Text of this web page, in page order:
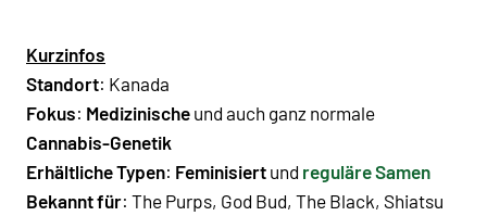
Kurzinfos
Standort: Kanada
Fokus: Medizinische und auch ganz normale
Cannabis-Genetik
Erhältliche Typen: Feminisiert und reguläre Samen
Bekannt für: The Purps, God Bud, The Black, Shiatsu